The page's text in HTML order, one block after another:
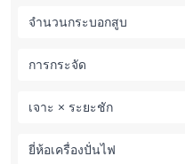
จำนวนกระบอกสูบ
การกระจัด
เจาะ × ระยะชัก
ยี่ห้อเครื่องปั่นไฟ